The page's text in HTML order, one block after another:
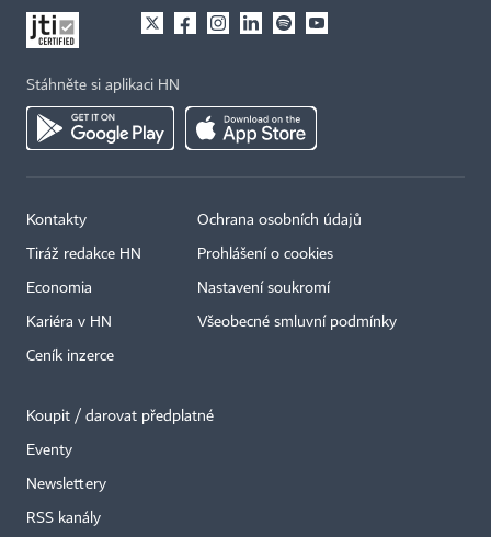
Stáhněte si aplikaci HN
Kontakty
Tiráž redakce HN
Economia
Kariéra v HN
Ceník inzerce
Ochrana osobních údajů
Prohlášení o cookies
Nastavení soukromí
Všeobecné smluvní podmínky
Koupit / darovat předplatné
Eventy
Newslettery
RSS kanály